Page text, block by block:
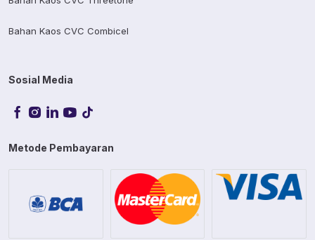
Bahan Kaos CVC Combicel
Sosial Media
Metode Pembayaran